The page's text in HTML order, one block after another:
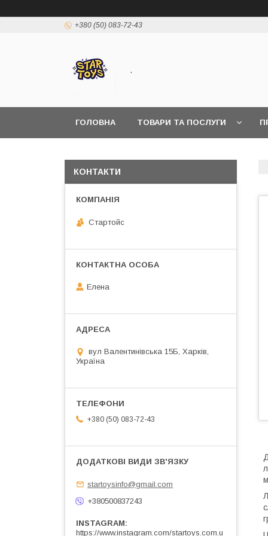
+380 (50) 083-72-43
.
ГОЛОВНА ТОВАРИ ТА ПОСЛУГИ
КОНТАКТИ
Стартойс
Елена
вул Валентинівська 15Б, Харків,
Україна
+380 (50) 083-72-43
startoysinfo@gmail.com
+380500837243
INSTAGRAM
https://www.instagram.com/startoys.com.u